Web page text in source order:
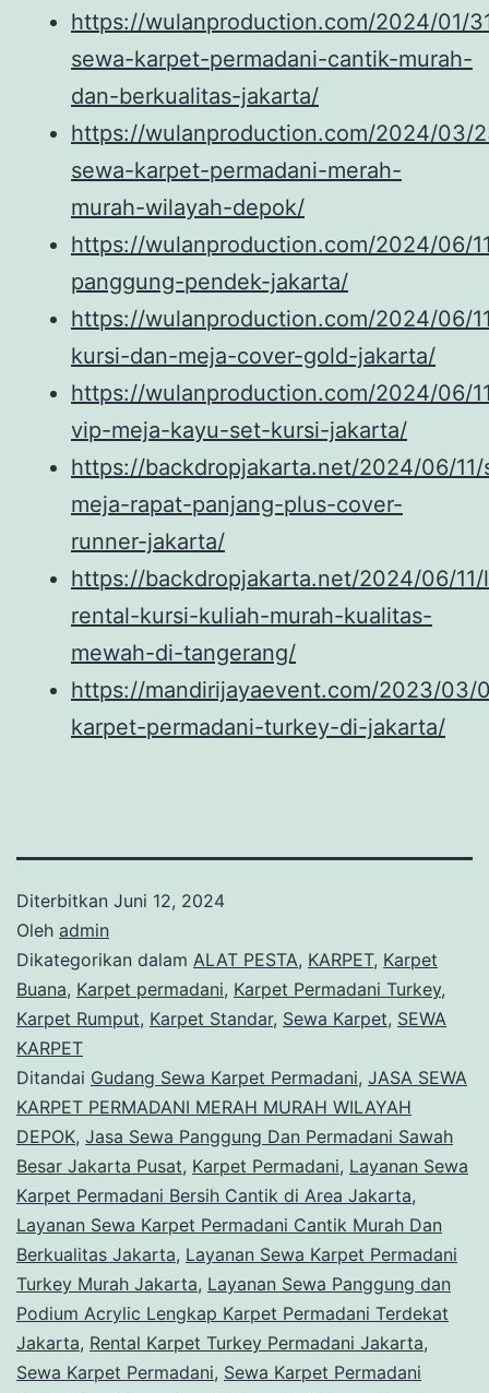
https://wulanproduction.com/2024/01/
sewa-karpet-permadani-cantik-murah-
dan-berkualitas-jakarta/
https://wulanproduction.com/2024/03/
sewa-karpet-permadani-merah-
murah-wilayah-depok/
https://wulanproduction.com/2024/06/
panggung-pendek-jakarta/
https://wulanproduction.com/2024/06/
kursi-dan-meja-cover-gold-jakarta/
https://wulanproduction.com/2024/06/
vip-meja-kayu-set-kursi-jakarta/
https://backdropjakarta.net/2024/06/
meja-rapat-panjang-plus-cover-
runner-jakarta/
https://backdropjakarta.net/2024/06/11/
rental-kursi-kuliah-murah-kualitas-
mewah-di-tangerang/
https://mandirijayaevent.com/2023/03/
karpet-permadani-turkey-di-jakarta/
Diterbitkan Juni 12, 2024
Oleh admin
Dikategorikan dalam ALAT PESTA, KARPET, Karpet
Buana, Karpet permadani, Karpet Permadani Turkey,
Karpet Rumput, Karpet Standar, Sewa Karpet, SEWA
KARPET
Ditandai Gudang Sewa Karpet Permadani, JASA SEWA
KARPET PERMADANI MERAH MURAH WILAYAH
DEPOK, Jasa Sewa Panggung Dan Permadani Sawah
Besar Jakarta Pusat, Karpet Permadani, Layanan Sewa
Karpet Permadani Bersih Cantik di Area Jakarta,
Layanan Sewa Karpet Permadani Cantik Murah Dan
Berkualitas Jakarta, Layanan Sewa Karpet Permadani
Turkey Murah Jakarta, Layanan Sewa Panggung dan
Podium Acrylic Lengkap Karpet Permadani Terdekat
Jakarta, Rental Karpet Turkey Permadani Jakarta,
Sewa Karpet Permadani, Sewa Karpet Permadani